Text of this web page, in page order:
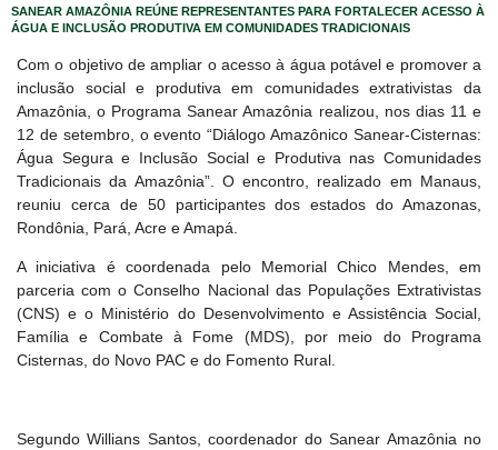
SANEAR AMAZÔNIA REÚNE REPRESENTANTES PARA FORTALECER ACESSO À
ÁGUA E INCLUSÃO PRODUTIVA EM COMUNIDADES TRADICIONAIS
Com o objetivo de ampliar o acesso à água potável e promover a
inclusão social e produtiva em comunidades extrativistas da
Amazônia, o Programa Sanear Amazônia realizou, nos dias 11 e
12 de setembro, o evento “Diálogo Amazônico Sanear-Cisternas:
Água Segura e Inclusão Social e Produtiva nas Comunidades
Tradicionais da Amazônia”. O encontro, realizado em Manaus,
reuniu cerca de 50 participantes dos estados do Amazonas,
Rondônia, Pará, Acre e Amapá.
A iniciativa é coordenada pelo Memorial Chico Mendes, em
parceria com o Conselho Nacional das Populações Extrativistas
(CNS) e o Ministério do Desenvolvimento e Assistência Social,
Família e Combate à Fome (MDS), por meio do Programa
Cisternas, do Novo PAC e do Fomento Rural.
Segundo Willians Santos, coordenador do Sanear Amazônia no